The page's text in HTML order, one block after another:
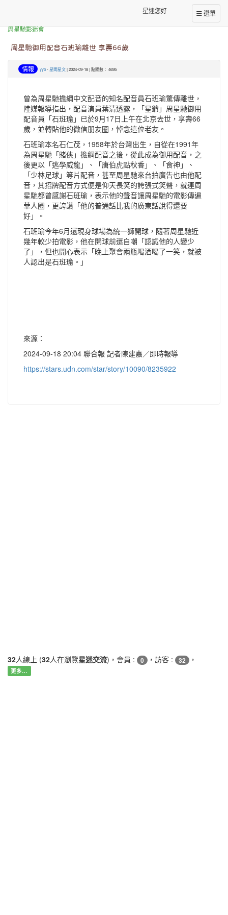
選單
星迷您好
周星馳影迷會
周星馳御用配音石班瑜離世 享壽66歲
情報 yyb-星聞星文| 2024-09-18 | 點閱數： 4695
曾為周星馳擔綱中文配音的知名配音員石班瑜驚傳離世，
陸媒報導指出，配音演員葉清透露，「星爺」周星馳御用
配音員「石班瑜」已於9月17日上午在北京去世，享壽66
歲，並轉貼他的微信朋友圈，悼念這位老友。
石班瑜本名石仁茂，1958年於台灣出生，自從在1991年
為周星馳「賭俠」擔綱配音之後，從此成為御用配音，之
後更以「逃學威龍」、「唐伯虎點秋香」、「食神」、
「少林足球」等片配音，甚至周星馳來台拍廣告也由他配
音，其招牌配音方式便是仰天長笑的誇張式笑聲，就連周
星馳都曾感謝石班瑜，表示他的聲音讓周星馳的電影傳遍
華人圈，更誇讚「他的普通話比我的廣東話說得還要
好」。
石班瑜今年6月還現身球場為統一獅開球，隨著周星馳近
幾年較少拍電影，他在開球前還自嘲「認識他的人變少
了」，但也開心表示「晚上聚會兩瓶喝酒喝了一笑，就被
人認出是石班瑜。」
來源：
2024-09-18 20:04 聯合報 記者陳建嘉／即時報導
https://stars.udn.com/star/story/10090/8235922
32人線上 (32人在瀏覽星迷交流)，會員 : 0 ，訪客 : 32 ，
更多…